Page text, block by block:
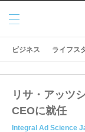
メニ
ュー
ビジネス ライフス
リサ・アッツ
CEOに就任
Integral Ad Science